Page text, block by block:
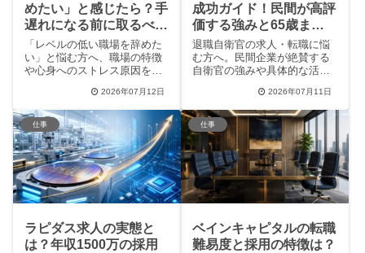
めたい」と感じたら？手
遅れになる前に取るべき
4つの対処法
「レベルの低い職場を辞めた
い」と悩む方へ、職場の特徴
や心身へのストレス原因を徹
る将来のリスクや市場価値の
低下を防ぎ、現状を打破する
ための4つの具体的な対処法や
転職経験者のリアルな体験談
を紹介します。自分の直感を
信じて後悔しないキャリア
を。
2026年07月12日
成功ガイド！民間が高評
価する強みと65歳まで
の最新支援制度
退職自衛官の求人・転職に悩
む方へ。民間企業が絶賛する
自衛官の強みや具体的な活躍
た「65歳までの再就職支援」
新制度や、元自衛官向けコミ
ュニティ「Veterans
Channel」など、セカンドキャ
リアを成功に導くリアルな情
報を網羅して紹介します。
2026年07月11日
仕事
ラピダス求人の実態と
は？年収1500万の採用
仕事
ベインキャピタルの転職
難易度と採用の特徴は？